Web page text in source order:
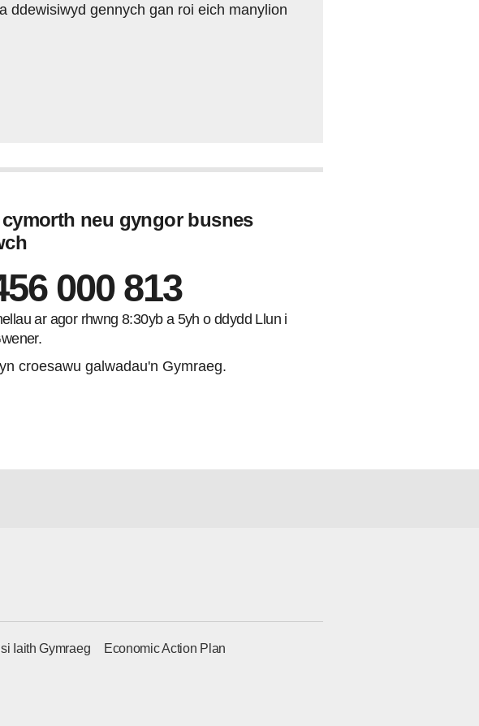
ddewisiwyd gennych gan roi eich manylion
cymorth neu gyngor busnes
000 813
ar agor rhwng 8:30yb a 5yh o ddydd Llun i
croesawu galwadau'n Gymraeg.
Iaith Gymraeg Economic Action Plan